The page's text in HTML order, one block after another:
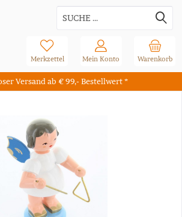
Versand ab € 99,- Bestellwert *
Warenkorb
Merkzettel Mein Konto